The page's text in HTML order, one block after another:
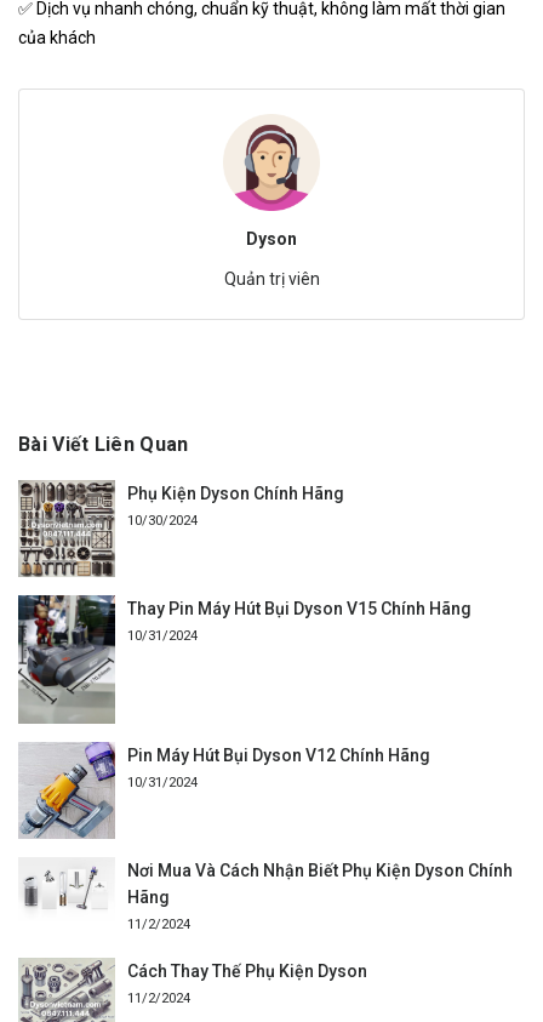
✅ Dịch vụ nhanh chóng, chuẩn kỹ thuật, không làm mất thời gian
của khách
Dyson
Quản trị viên
Bài Viết Liên Quan
Phụ Kiện Dyson Chính Hãng
10/30/2024
Thay Pin Máy Hút Bụi Dyson V15 Chính Hãng
10/31/2024
Pin Máy Hút Bụi Dyson V12 Chính Hãng
10/31/2024
Nơi Mua Và Cách Nhận Biết Phụ Kiện Dyson Chính
Hãng
11/2/2024
Cách Thay Thế Phụ Kiện Dyson
11/2/2024